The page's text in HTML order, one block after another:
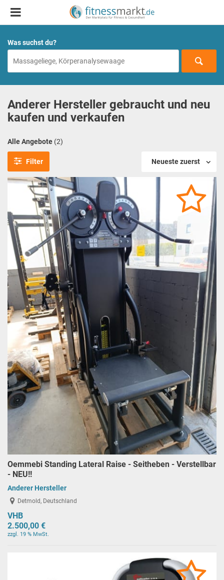
Was suchst du?
Anderer Hersteller gebraucht und neu
kaufen und verkaufen
Alle Angebote (2)
Filter Neueste zuerst
Oemmebi Standing Lateral Raise - Seitheben - Verstellbar
- NEU!!
Anderer Hersteller
Detmold, Deutschland
VHB
2.500,00 €
zzgl. 19 % MwSt.